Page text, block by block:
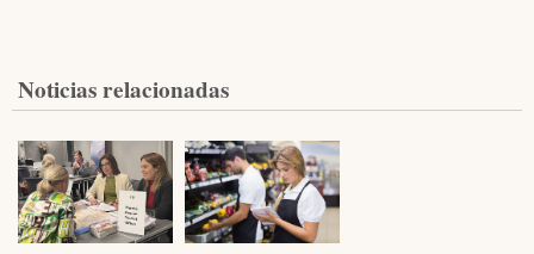
Noticias relacionadas